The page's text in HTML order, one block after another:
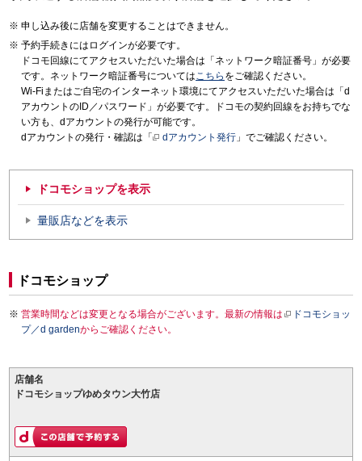
申し込み後に店舗を変更することはできません。
予約手続きにはログインが必要です。
ドコモ回線にてアクセスいただいた場合は「ネットワーク暗証番号」が必要
です。ネットワーク暗証番号についてはこちら をご確認ください。
Wi-Fiまたはご自宅のインターネット環境にてアクセスいただいた場合は「d
アカウントのID／パスワード」が必要です。ドコモの契約回線をお持ちでな
い方も、dアカウントの発行が可能です。
dアカウントの発行・確認は「
dアカウント発行 」でご確認ください。
ドコモショップを表示
量販店などを表示
ドコモショップ
営業時間などは変更となる場合がございます。最新の情報は
ドコモショッ
プ／d gardenからご確認ください。
店舗名
ドコモショップゆめタウン大竹店